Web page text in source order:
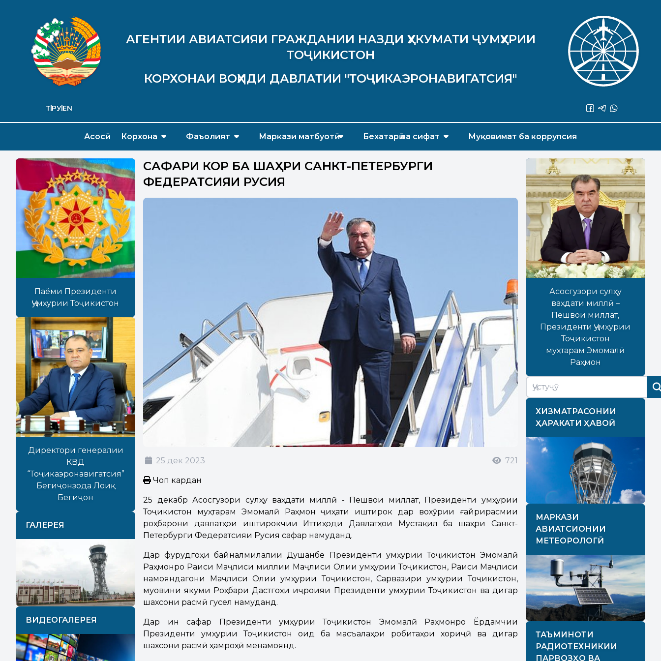
АГЕНТИИ АВИАТСИЯИ ГРАЖДАНИИ НАЗДИ ҲУКУМАТИ ҶУМҲУРИИ
ТОҶИКИСТОН
КОРХОНАИ ВОҲИДИ ДАВЛАТИИ "ТОҶИКАЭРОНАВИГАТСИЯ"
ТҶ РУEN
Асосӣ Корхона Фаъолият Маркази матбуотӣ Бехатарӣ ва сифат Муқовимат ба коррупсия
Паёми Президенти
Ҷумҳурии Тоҷикистон
Директори генералии
КВД
“Тоҷикаэронавигатсия”
Бегиҷонзода Лоиқ
Бегиҷон
ГАЛЕРЕЯ
Previous Next
ВИДЕОГАЛЕРЕЯ
САФАРИ КОРӢ БА ШАҲРИ САНКТ-ПЕТЕРБУРГИ
ФЕДЕРАТСИЯИ РУСИЯ
25 дек 2023 721
Чоп кардан
25 декабр Асосгузори сулҳу ваҳдати миллӣ - Пешвои миллат, Президенти Ҷумҳурии
Тоҷикистон муҳтарам Эмомалӣ Раҳмон ҷиҳати иштирок дар вохӯрии ғайрирасмии
роҳбарони давлатҳои иштирокчии Иттиҳоди Давлатҳои Мустақил ба шаҳри Санкт-
Петербурги Федератсияи Русия сафар намуданд.
Дар фурудгоҳи байналмилалии Душанбе Президенти Ҷумҳурии Тоҷикистон Эмомалӣ
Раҳмонро Раиси Маҷлиси миллии Маҷлиси Олии Ҷумҳурии Тоҷикистон, Раиси Маҷлиси
намояндагони Маҷлиси Олии Ҷумҳурии Тоҷикистон, Сарвазири Ҷумҳурии Тоҷикистон,
муовини якуми Роҳбари Дастгоҳи иҷроияи Президенти Ҷумҳурии Тоҷикистон ва дигар
шахсони расмӣ гусел намуданд.
Дар ин сафар Президенти Ҷумҳурии Тоҷикистон Эмомалӣ Раҳмонро Ёрдамчии
Президенти Ҷумҳурии Тоҷикистон оид ба масъалаҳои робитаҳои хориҷӣ ва дигар
шахсони расмӣ ҳамроҳӣ менамоянд.
Асосгузори сулҳу
ваҳдати миллӣ –
Пешвои миллат,
Президенти Ҷумҳурии
Тоҷикистон
муҳтарам Эмомалӣ
Раҳмон
ХИЗМАТРАСОНИИ
ҲАРАКАТИ ҲАВОӢ
МАРКАЗИ
АВИАТСИОНИИ
МЕТЕОРОЛОГӢ
ТАЪМИНОТИ
РАДИОТЕХНИКИИ
ПАРВОЗҲО ВА